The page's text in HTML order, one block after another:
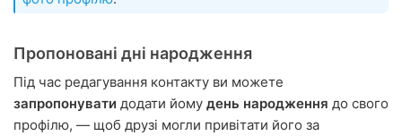
Пропоновані дні народження
Під час редагування контакту ви можете
запропонувати додати йому день народження до свого
профілю, — щоб друзі могли привітати його за